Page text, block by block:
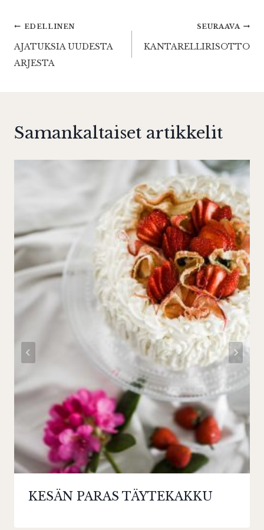
Artikkelien
selaus
EDELLINEN
AJATUKSIA UUDESTA
ARJESTA
SEURAAVA
KANTARELLIRISOTTO
Samankaltaiset artikkelit
KESÄN PARAS TÄYTEKAKKU